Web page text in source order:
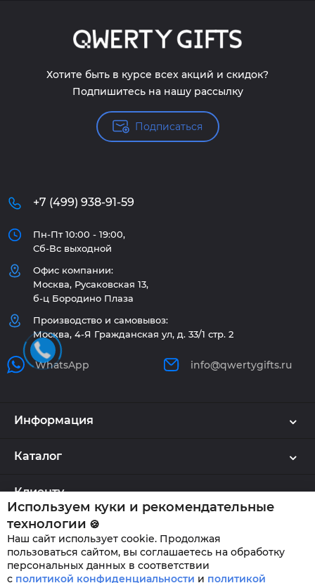
Хотите быть в курсе всех акций и скидок?
Подпишитесь на нашу рассылку
Подписаться
+7 (499) 938-91-59
Пн-Пт 10:00 - 19:00,
Сб-Вс выходной
Офис компании:
Москва, Русаковская 13,
б-ц Бородино Плаза
Производство и самовывоз:
Москва, 4-Я Гражданская ул, д. 33/1 стр. 2
WhatsApp info@qwertygifts.ru
Информация
Каталог
Клиенту
QWERTYGIFTS © 2026
Используем куки и рекомендательные
технологии 🍪
Наш сайт использует cookie. Продолжая
пользоваться сайтом, вы соглашаетесь на обработку
персональных данных в соответствии
с политикой конфиденциальности и политикой